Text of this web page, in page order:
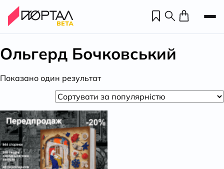
Ольгерд Бочковський
Показано один результат